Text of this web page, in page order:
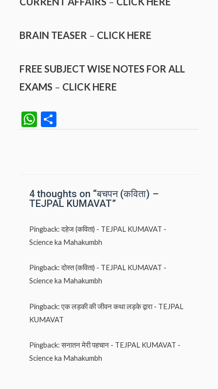
BRAIN TEASER – CLICK HERE
FREE SUBJECT WISE NOTES FOR ALL
EXAMS – CLICK HERE
W
h
p
p
h
4 thoughts on “बचपन (कविता) –
TEJPAL KUMAVAT”
Pingback:दहेज (कविता) - TEJPAL KUMAVAT -
Science ka Mahakumbh
Pingback:दोस्त (कविता) - TEJPAL KUMAVAT -
Science ka Mahakumbh
Pingback:एक लड़की की जीवन कथा लड़के द्वारा - TEJPAL
KUMAVAT
Pingback:सनातन मेरी पहचान - TEJPAL KUMAVAT -
Science ka Mahakumbh